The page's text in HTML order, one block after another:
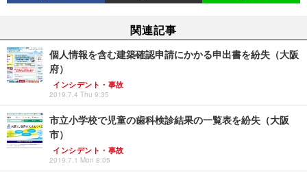
関連記事
個人情報を含む建築確認申請にかかる申出書を紛失（大阪
府）
インシデント・事故
2019.7.4 Thu 9:35
市立小学校で児童の歯科検診結果の一覧表を紛失（大阪
市）
インシデント・事故
2019.7.1 Mon 8:05